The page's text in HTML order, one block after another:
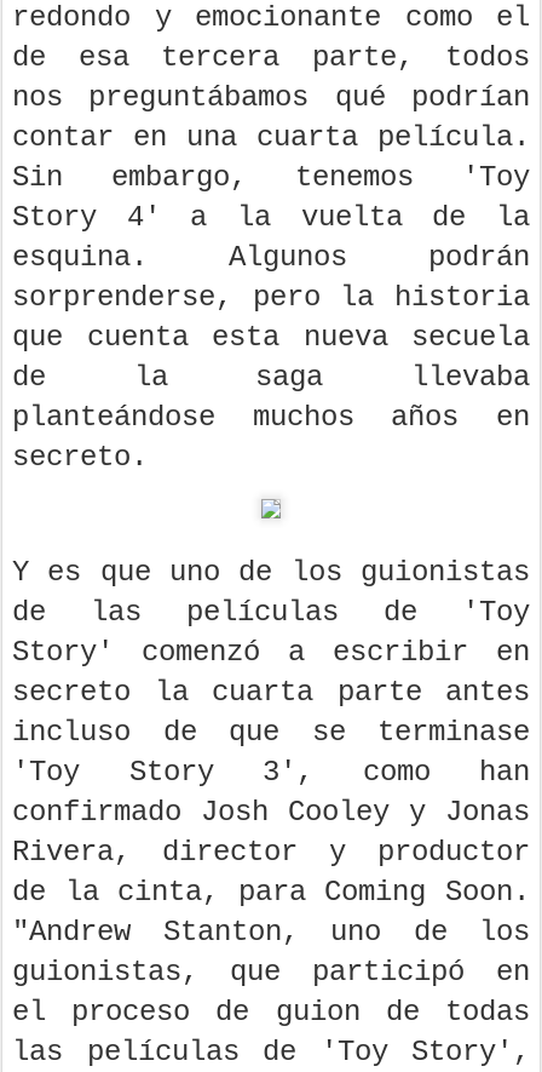
redondo y emocionante como el
de esa tercera parte, todos
nos preguntábamos qué podrían
contar en una cuarta película.
Sin embargo, tenemos 'Toy
Story 4' a la vuelta de la
esquina. Algunos podrán
sorprenderse, pero la historia
que cuenta esta nueva secuela
de la saga llevaba
planteándose muchos años en
secreto.
Y es que uno de los guionistas
de las películas de 'Toy
Story' comenzó a escribir en
secreto la cuarta parte antes
incluso de que se terminase
'Toy Story 3', como han
confirmado Josh Cooley y Jonas
Rivera, director y productor
de la cinta, para Coming Soon.
"Andrew Stanton, uno de los
guionistas, que participó en
el proceso de guion de todas
las películas de 'Toy Story',